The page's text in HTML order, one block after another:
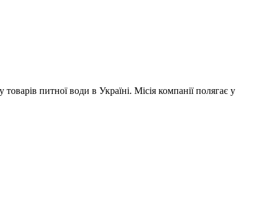
питної води в Україні. Місія компанії полягає у